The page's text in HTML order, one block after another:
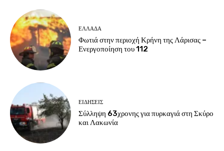
ΕΛΛΑΔΑ
Φωτιά στην περιοχή Κρήνη της Λάρισας –
Ενεργοποίηση του 112
ΕΙΔΗΣΕΙΣ
Σύλληψη 63χρονης για πυρκαγιά στη Σκύρο
και Λακωνία